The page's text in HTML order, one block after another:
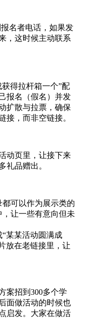
名者电话，如果发
，这时候主动联系
得拉杆箱一个”配
报名（假名）并发
扩散与拉票，确保
接，而非空链接。
动页里，让接下来
礼品赠出。
可以作为展示类的
让一些有意向但未
某某活动圆满成
放在老链接里，让
案招到300多个学
面做活动的时候也
启发。大家在做活